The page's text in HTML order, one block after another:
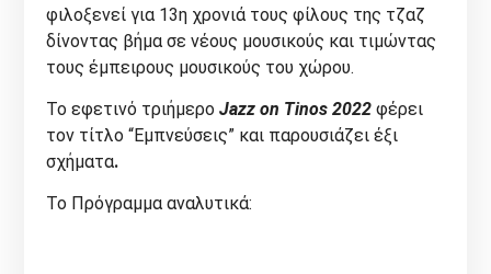
φιλοξενεί για 13η χρονιά τους φίλους της τζαζ
δίνοντας βήμα σε νέους μουσικούς και τιμώντας
τους έμπειρους μουσικούς του χώρου.
Το εφετινό τριήμεροJazz on Tinos 2022 φέρει
τον τίτλο “Εμπνεύσεις” και παρουσιάζει έξι
σχήματα.
Το Πρόγραμμα αναλυτικά: